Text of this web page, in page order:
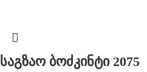
საგზაო ბოძკინტი 2075